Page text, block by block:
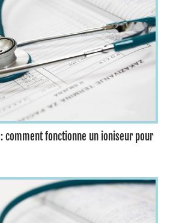
comment fonctionne un ioniseur pour